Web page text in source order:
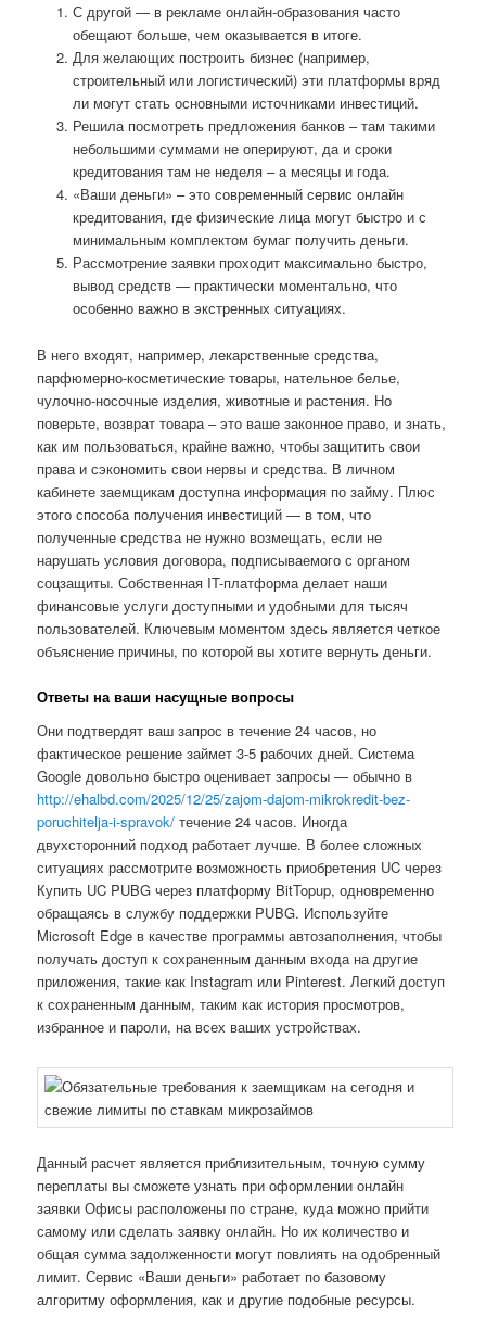
С другой — в рекламе онлайн-образования часто
обещают больше, чем оказывается в итоге.
Для желающих построить бизнес (например,
строительный или логистический) эти платформы вряд
ли могут стать основными источниками инвестиций.
Решила посмотреть предложения банков – там такими
небольшими суммами не оперируют, да и сроки
кредитования там не неделя – а месяцы и года.
«Ваши деньги» – это современный сервис онлайн
кредитования, где физические лица могут быстро и с
минимальным комплектом бумаг получить деньги.
Рассмотрение заявки проходит максимально быстро,
вывод средств — практически моментально, что
особенно важно в экстренных ситуациях.
В него входят, например, лекарственные средства,
парфюмерно-косметические товары, нательное белье,
чулочно-носочные изделия, животные и растения. Но
поверьте, возврат товара – это ваше законное право, и знать,
как им пользоваться, крайне важно, чтобы защитить свои
права и сэкономить свои нервы и средства. В личном
кабинете заемщикам доступна информация по займу. Плюс
этого способа получения инвестиций — в том, что
полученные средства не нужно возмещать, если не
нарушать условия договора, подписываемого с органом
соцзащиты. Собственная IT-платформа делает наши
финансовые услуги доступными и удобными для тысяч
пользователей. Ключевым моментом здесь является четкое
объяснение причины, по которой вы хотите вернуть деньги.
Ответы на ваши насущные вопросы
Они подтвердят ваш запрос в течение 24 часов, но
фактическое решение займет 3-5 рабочих дней. Система
Google довольно быстро оценивает запросы — обычно в
http://ehalbd.com/2025/12/25/zajom-dajom-mikrokredit-bez-
poruchitelja-i-spravok/ течение 24 часов. Иногда
двухсторонний подход работает лучше. В более сложных
ситуациях рассмотрите возможность приобретения UC через
Купить UC PUBG через платформу BitTopup, одновременно
обращаясь в службу поддержки PUBG. Используйте
Microsoft Edge в качестве программы автозаполнения, чтобы
получать доступ к сохраненным данным входа на другие
приложения, такие как Instagram или Pinterest. Легкий доступ
к сохраненным данным, таким как история просмотров,
избранное и пароли, на всех ваших устройствах.
Данный расчет является приблизительным, точную сумму
переплаты вы сможете узнать при оформлении онлайн
заявки Офисы расположены по стране, куда можно прийти
самому или сделать заявку онлайн. Но их количество и
общая сумма задолженности могут повлиять на одобренный
лимит. Сервис «Ваши деньги» работает по базовому
алгоритму оформления, как и другие подобные ресурсы.